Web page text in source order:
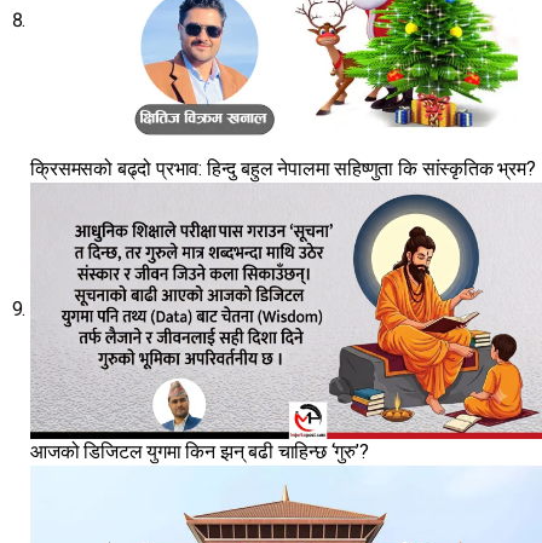
क्रिसमसको बढ्दो प्रभाव: हिन्दु बहुल नेपालमा सहिष्णुता कि सांस्कृतिक भ्रम?
आजको डिजिटल युगमा किन झन् बढी चाहिन्छ ‘गुरु’?